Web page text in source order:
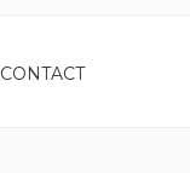
CONTACT